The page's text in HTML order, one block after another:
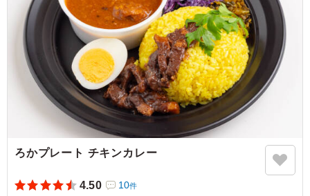
牛たんカレーはバターチキンよりもスパイシーな感じがし
ます。副菜も彩よく、見た目に鮮やかでよかったです。牛
たんもゴロゴロ入っていました。冷たくても油が浮くなど
せずおいしいカレーでした。
ご利用シーン：ロケ・撮影 ›スタジオ収録
東京都港区六本木 2026/07/31
ろかプレート チキンカレー
4.50 10件